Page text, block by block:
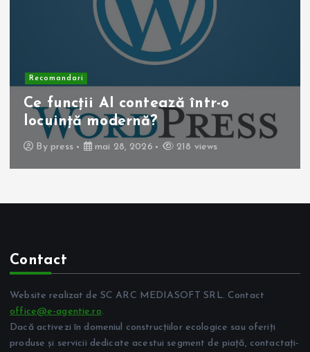
Recomandari
Operația de colecist laparoscopică:
beneficii pentru pacient
By press mai 10, 2026 257 views
Contact
Website realizat de SC ARC MEDIASOFT SRL. Contact
office@e-agentie.ro.
Dacă activezi în domeniul construcțiilor ecologice sau oferiți
produse și servicii dedicate acestui segment de piață, contactați-